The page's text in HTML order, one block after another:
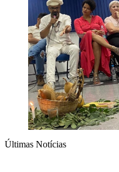
Últimas Notícias